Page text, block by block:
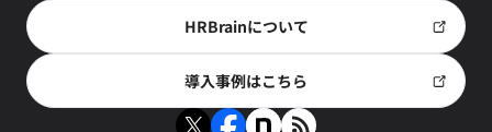
HRBrainについて
導入事例はこちら